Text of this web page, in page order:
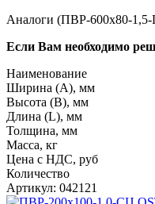
Аналоги (ПВР-600х80-1,5-
Если Вам необходимо
Наименование
Ширина (А), мм
Высота (В), мм
Длина (L), мм
Толщина, мм
Масса, кг
Цена с НДС, руб
Количество
Артикул: 042121